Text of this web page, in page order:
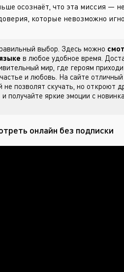
осознаёт, что эта миссия —
которые невозможно
выбор. Здесь можно
в любое удобное время.
мир, где героям
и любовь. На сайте
позволят скучать, но откроют
и получайте яркие эмоции с
онлайн без подписки